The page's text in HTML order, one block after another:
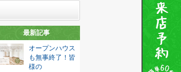
最新記事
オープンハウス
も無事終了！皆
様の